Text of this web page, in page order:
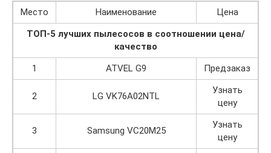
Место Наименование
Цена
ТОП-5 лучших пылесосов в соотношении цена/
качество
1
ATVEL G9 Предзаказ
2 LG VK76A02NTL
Узнать
цену
3 Samsung VC20M25
Узнать
цену